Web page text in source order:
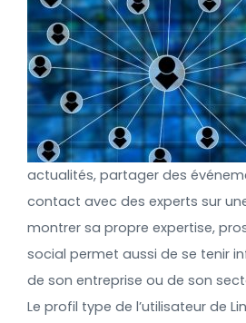
actualités, partager des
contact avec des experts sur
montrer sa propre expertise,
social permet aussi de se tenir
de son entreprise ou de son
Le profil type de l’utilisateur de